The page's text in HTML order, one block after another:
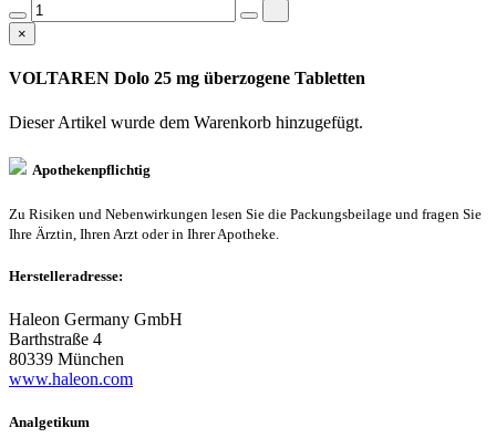
×
VOLTAREN Dolo 25 mg überzogene Tabletten
Dieser Artikel wurde dem Warenkorb hinzugefügt.
Apothekenpflichtig
Zu Risiken und Nebenwirkungen lesen Sie die Packungsbeilage und fragen Sie
Ihre Ärztin, Ihren Arzt oder in Ihrer Apotheke.
Herstelleradresse:
Haleon Germany GmbH
Barthstraße 4
80339 München
www.haleon.com
Analgetikum